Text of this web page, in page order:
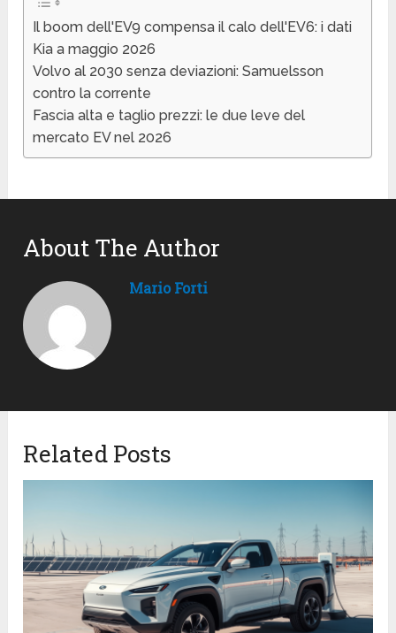
Il boom dell'EV9 compensa il calo dell'EV6: i dati
Kia a maggio 2026
Volvo al 2030 senza deviazioni: Samuelsson
contro la corrente
Fascia alta e taglio prezzi: le due leve del
mercato EV nel 2026
About The Author
Mario Forti
Related Posts